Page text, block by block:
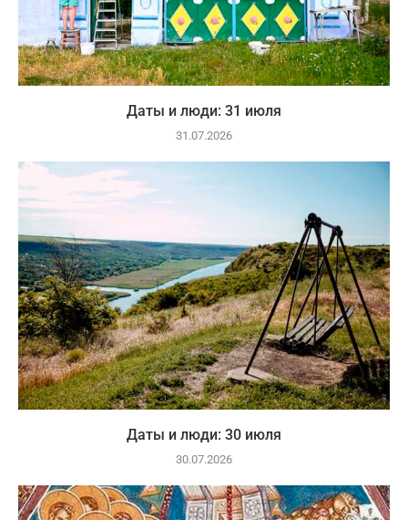
Даты и люди: 31 июля
31.07.2026
Даты и люди: 30 июля
30.07.2026